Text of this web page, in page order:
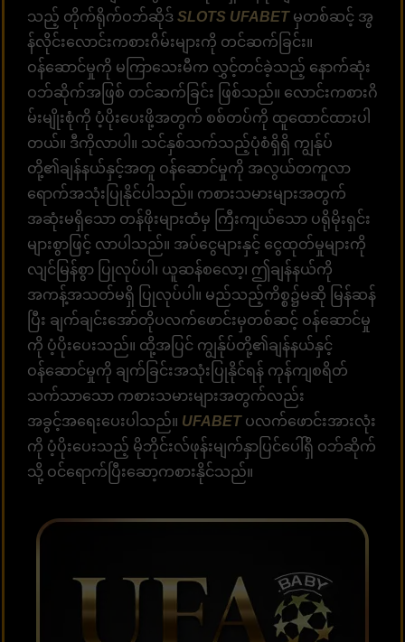
သည့် တိုက်ရိုက်ဝဘ်ဆိုဒ် SLOTS UFABETမှတစ်ဆင့် အွ
န်လိုင်းလောင်းကစားဂိမ်းများကို တင်ဆက်ခြင်း။
ဝန်ဆောင်မှုကို မကြာသေးမီက လွှင့်တင်ခဲ့သည့် နောက်ဆုံး
ဝဘ်ဆိုက်အဖြစ် တင်ဆက်ခြင်း ဖြစ်သည်။ လောင်းကစားဂိ
မ်းမျိုးစုံကို ပံ့ပိုးပေးဖို့အတွက် စစ်တပ်ကို ထူထောင်ထားပါ
တယ်။ ဒီကိုလာပါ။ သင်နှစ်သက်သည့်ပုံစံရှိရှိ ကျွန်ုပ်
တို့၏ချန်နယ်နှင့်အတူ ဝန်ဆောင်မှုကို အလွယ်တကူလာ
ရောက်အသုံးပြုနိုင်ပါသည်။ ကစားသမားများအတွက်
အဆုံးမရှိသော တန်ဖိုးများထံမှ ကြီးကျယ်သော ပရိုမိုးရှင်း
များစွာဖြင့် လာပါသည်။ အပ်ငွေများနှင့် ငွေထုတ်မှုများကို
လျင်မြန်စွာ ပြုလုပ်ပါ၊ ယူဆန်စလော့၊ ဤချန်နယ်ကို
အကန့်အသတ်မရှိ ပြုလုပ်ပါ။ မည်သည့်ကိစ္စ၌မဆို မြန်ဆန်
ပြီး ချက်ချင်းအော်တိုပလက်ဖောင်းမှတစ်ဆင့် ဝန်ဆောင်မှု
ကို ပံ့ပိုးပေးသည်။ ထို့အပြင် ကျွန်ုပ်တို့၏ချန်နယ်နှင့်
ဝန်ဆောင်မှုကို ချက်ခြင်းအသုံးပြုနိုင်ရန် ကုန်ကျစရိတ်
သက်သာသော ကစားသမားများအတွက်လည်း
အခွင့်အရေးပေးပါသည်။ UFABETပလက်ဖောင်းအားလုံး
ကို ပံ့ပိုးပေးသည့် မိုဘိုင်းလ်ဖုန်းမျက်နှာပြင်ပေါ်ရှိ ဝဘ်ဆိုက်
သို့ ဝင်ရောက်ပြီးဆော့ကစားနိုင်သည်။